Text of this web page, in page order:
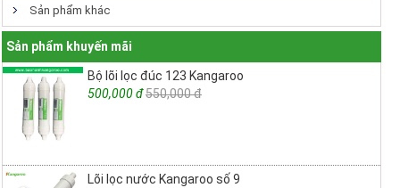
Sản phẩm khác
Sản phẩm khuyến mãi
Bộ lõi lọc đúc 123 Kangaroo
500,000 đ550,000 đ
Lõi lọc nước Kangaroo số 9